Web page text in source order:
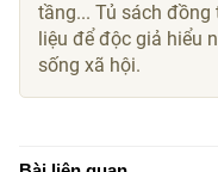
tầng... Tủ sách
liệu để độc giả hiểu
sống xã hội.